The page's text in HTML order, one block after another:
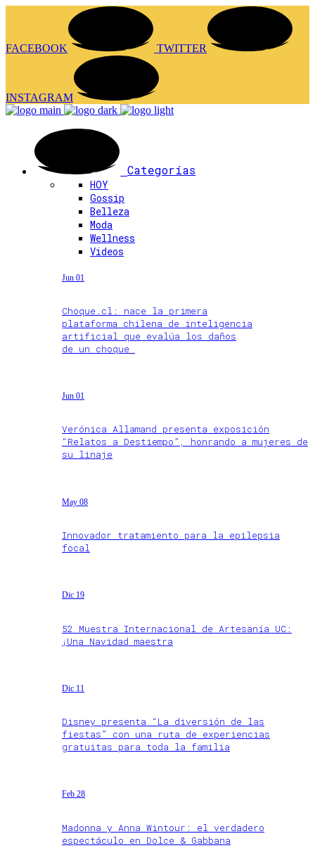
FACEBOOK TWITTER
INSTAGRAM
Categorías
HOY
Gossip
Belleza
Moda
Wellness
Videos
Jun 01
Choque.cl: nace la primera
plataforma chilena de inteligencia
artificial que evalúa los daños
de un choque
Jun 01
Verónica Allamand presenta exposición
“Relatos a Destiempo”, honrando a mujeres de
su linaje
May 08
Innovador tratamiento para la epilepsia
focal
Dic 19
52 Muestra Internacional de Artesanía UC:
¡Una Navidad maestra
Dic 11
Disney presenta “La diversión de las
fiestas” con una ruta de experiencias
gratuitas para toda la familia
Feb 28
Madonna y Anna Wintour: el verdadero
espectáculo en Dolce & Gabbana